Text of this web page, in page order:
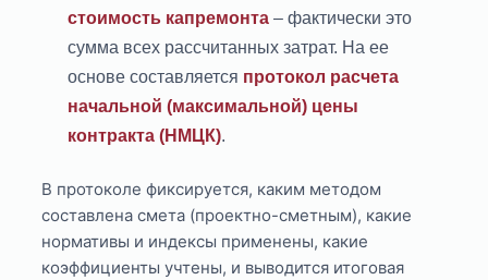
стоимость капремонта – фактически это
сумма всех рассчитанных затрат. На ее
основе составляется протокол расчета
начальной (максимальной) цены
контракта (НМЦК).
В протоколе фиксируется, каким методом
составлена смета (проектно-сметным), какие
нормативы и индексы применены, какие
коэффициенты учтены, и выводится итоговая